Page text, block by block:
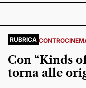
RUBRICA
Con “Kinds
torna alle